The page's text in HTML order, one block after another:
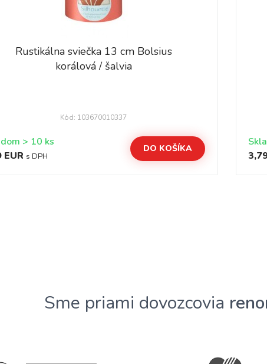
Rustikálna sviečka 13 cm Bolsius
korálová / šalvia
Kód: 103670010337
Skladom > 10 ks
EUR s DPH
DO KOŠÍKA
Sme priami dovozcovia